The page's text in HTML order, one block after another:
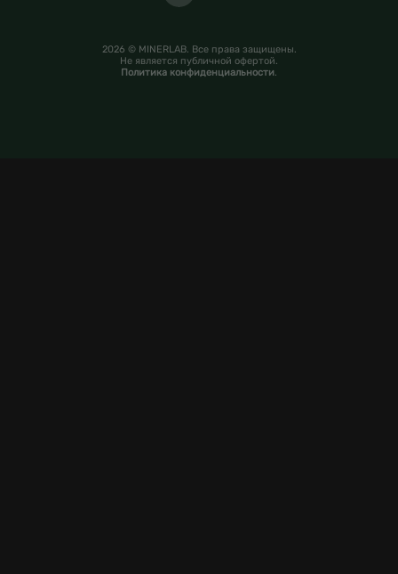
2026 © MINERLAB. Все права защищены.
Не является публичной офертой.
Политика конфиденциальности.